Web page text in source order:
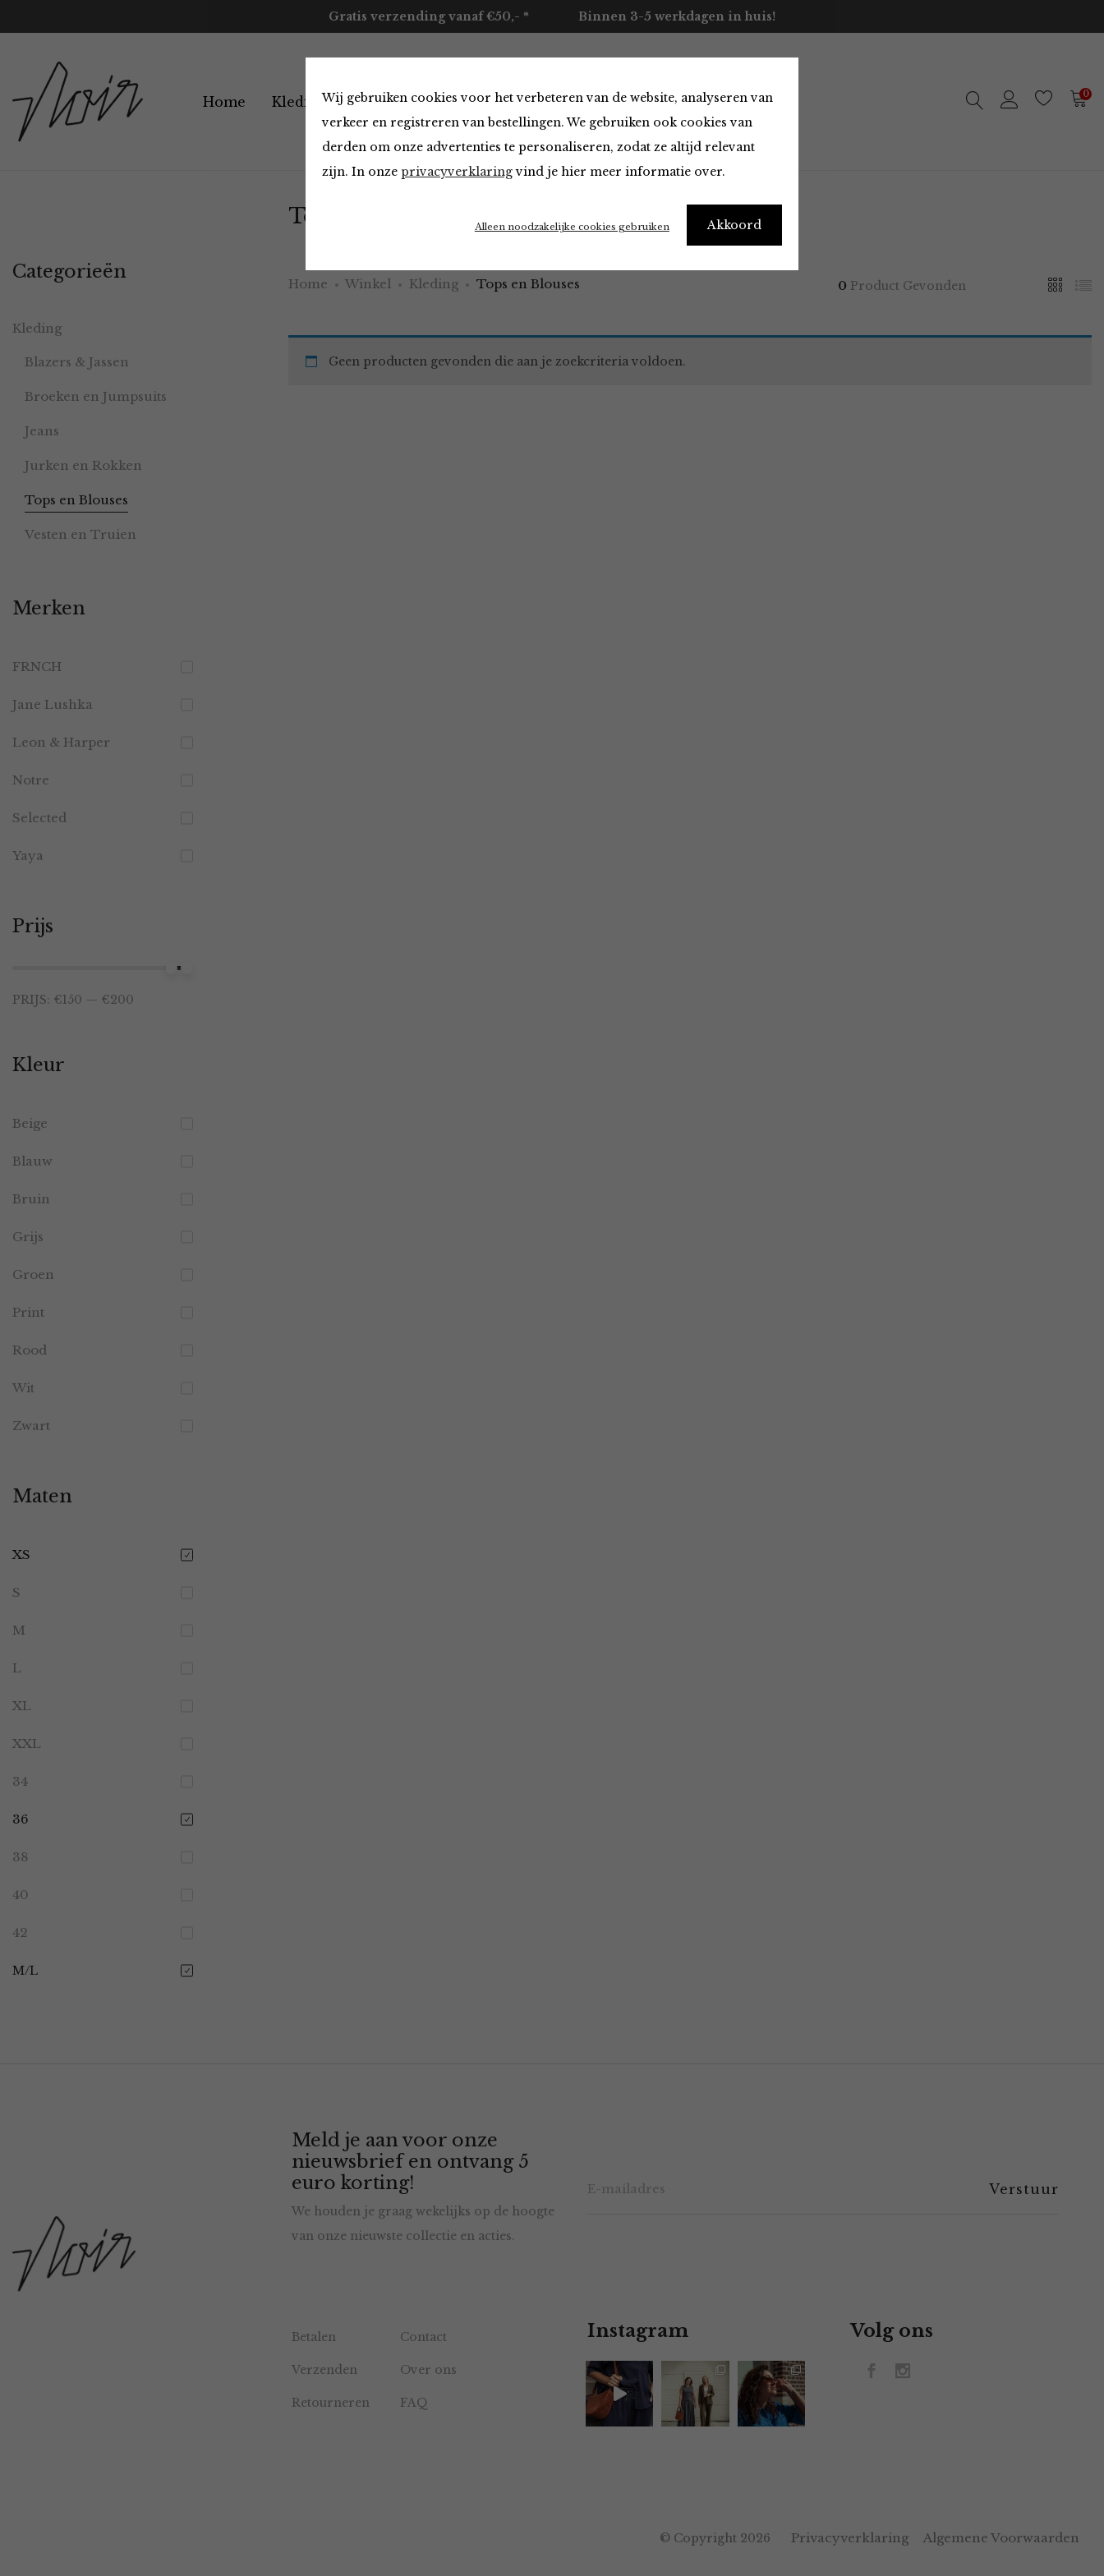
Wij gebruiken cookies voor het verbeteren van de website, analyseren van
verkeer en registreren van bestellingen. We gebruiken ook cookies van
derden om onze advertenties te personaliseren, zodat ze altijd relevant
zijn. In onze privacyverklaringvind je hier meer informatie over.
Akkoord
Alleen noodzakelijke cookies gebruiken
Gratis verzending vanaf €50,- * Binnen 3-5 werkdagen in huis!
Home Kleding Accessoires Merken Over ons Contact 0
Tops en Blouses
Home Winkel Kleding Tops en Blouses 0 Product Gevonden
Geen producten gevonden die aan je zoekcriteria voldoen.
Categorieën
Kleding
Blazers & Jassen
Broeken en Jumpsuits
Jeans
Jurken en Rokken
Tops en Blouses
Vesten en Truien
Merken
FRNCH
Jane Lushka
Leon & Harper
Notre
Selected
Yaya
Prijs
PRIJS: €150 — €200
Kleur
Beige
Blauw
Bruin
Grijs
Groen
Print
Rood
Wit
Zwart
Maten
XS
S
M
L
XL
XXL
34
36
38
40
42
M/L
Meld je aan voor onze
nieuwsbrief en ontvang 5
euro korting!
We houden je graag wekelijks op de hoogte
van onze nieuwste collectie en acties.
Betalen Contact
Verzenden Over ons
Retourneren FAQ
Instagram Volg ons
© Copyright 2026 Privacyverklaring Algemene Voorwaarden